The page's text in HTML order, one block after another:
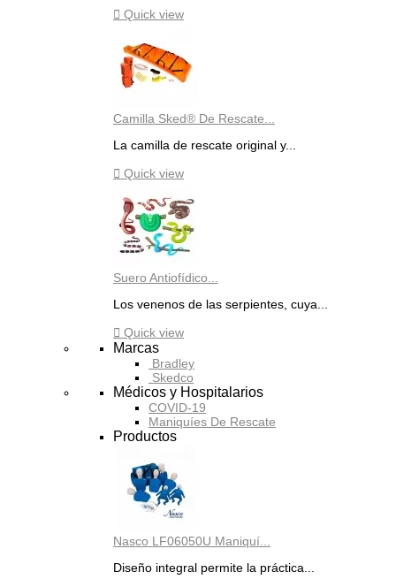
 Quick view
Camilla Sked® De Rescate...
La camilla de rescate original y...
 Quick view
Suero Antiofídico...
Los venenos de las serpientes, cuya...
 Quick view
Marcas
Bradley
Skedco
Médicos y Hospitalarios
COVID-19
Maniquíes De Rescate
Productos
Nasco LF06050U Maniquí...
Diseño integral permite la práctica...